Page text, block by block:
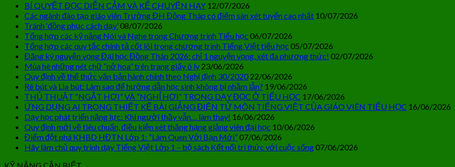
BÍ QUYẾT ĐỌC DIỄN CẢM VÀ KỂ CHUYỆN HAY 12/07/2026
Các ngành đào tạo giáo viên Trường ĐH Đồng Tháp có điểm sàn xét tuyển cao nhất 10/07/2026
Tránh ‘đồng phục cách dạy’08/07/2026
Tổng hợp các kỹ năng Nói và Nghe trong Chương trình Tiểu học 06/07/2026
Tổng hợp các quy tắc chính tả cốt lõi trong chương trình Tiếng Việt tiểu học 05/07/2026
Đăng ký nguyện vọng Đại học Đồng Tháp 2026: chỉ 1 nguyện vọng, xét đa phương thức! 02/07/2026
Mùa hè những nét chữ “nở hoa” trên trang giấy ô ly 23/06/2026
Quy định về thể thức văn bản hành chính theo Nghị định 30/2020 22/06/2026
Rê bút và Lia bút: Làm sao để hướng dẫn học sinh không bị nhầm lẫn? 19/06/2026
THỦ THUẬT “NGẮT HƠI” VÀ “NGHỈ HƠI” TRONG DẠY ĐỌC Ở TIỂU HỌC 17/06/2026
ỨNG DỤNG AI TRONG THIẾT KẾ BÀI GIẢNG ĐIỆN TỬ MÔN TIẾNG VIỆT CỦA GIÁO VIÊN TIỂU HỌC 16/06/2026
Dạy học phát triển năng lực: Khi người thầy vẫn… làm thay! 16/06/2026
Quy định mới về tiêu chuẩn, điều kiện xét thăng hạng giảng viên đại học 10/06/2026
Điểm đột phá KHBD HĐTN Lớp 1: “Làm Quen Với Bạn Mới”07/06/2026
Hãy làm chủ quy trình dạy Tiếng Việt Lớp 1 – bộ sách Kết nối tri thức với cuộc sống07/06/2026